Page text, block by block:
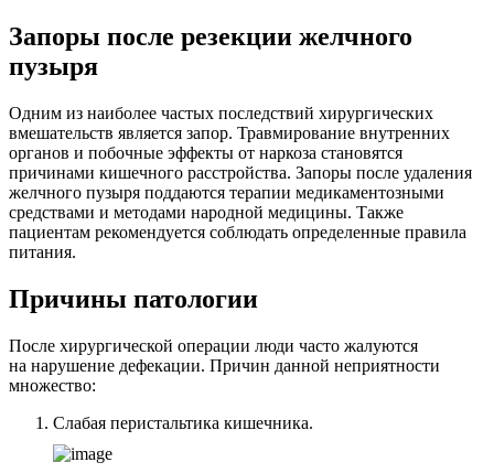
Запоры после резекции желчного
пузыря
Одним из наиболее частых последствий хирургических
вмешательств является запор. Травмирование внутренних
органов и побочные эффекты от наркоза становятся
причинами кишечного расстройства. Запоры после удаления
желчного пузыря поддаются терапии медикаментозными
средствами и методами народной медицины. Также
пациентам рекомендуется соблюдать определенные правила
питания.
Причины патологии
После хирургической операции люди часто жалуются
на нарушение дефекации. Причин данной неприятности
множество:
Слабая перистальтика кишечника.